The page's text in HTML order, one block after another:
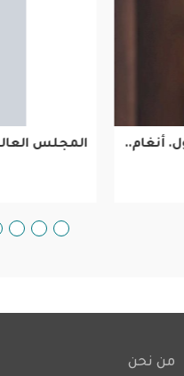
المجلس العالمي للسياحة
من نحن